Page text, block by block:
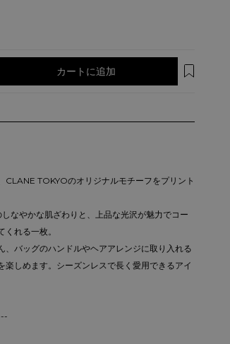
カートに追加
CLANE TOKYOのオリジナルモチーフをプリント
なやかな肌ざわりと、上品な光沢が魅力でコー
れる一枚。
、バッグのハンドルやヘアアレンジに取り入れる
楽しめます。シーズンレスで長く愛用できるアイ